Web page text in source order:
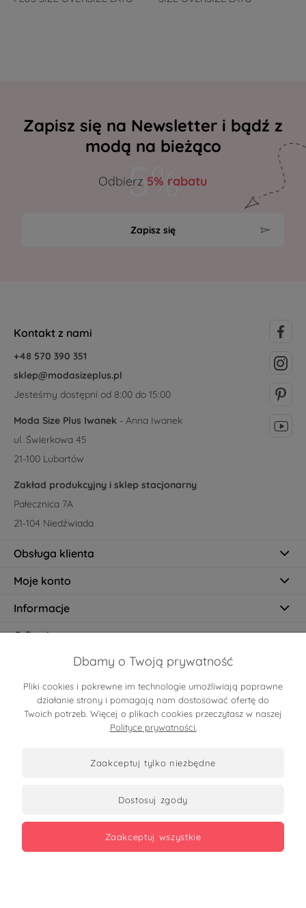
Zapisz się na Newsletter i bądź z
modą na bieżąco
Odbierz 5% rabatu
Zapisz się
Kontakt z nami
+48 570 390 351
sklep@modasizeplus.pl
Jesteśmy dostępni od 8:00 do 15:00
Moda Size Plus Iwanek - Anna Iwanek
ul. Świerkowa 45
21-100 Lubartów
Zakład produkcyjny i sklep stacjonarny
Pałecznica 7A
21-104 Niedźwiada
Obsługa klienta
Moje konto
Informacje
O firmie
Certyfikaty
Dbamy o Twoją prywatność
Pliki cookies i pokrewne im technologie umożliwiają poprawne
działanie strony i pomagają nam dostosować ofertę do
Twoich potrzeb. Więcej o plikach cookies przeczytasz w naszej
Polityce prywatności.
zaakceptuj tylko niezbędne
dostosuj zgody
zaakceptuj wszystkie